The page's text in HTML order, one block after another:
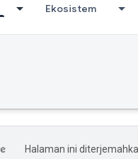
Ekosistem
Halaman ini